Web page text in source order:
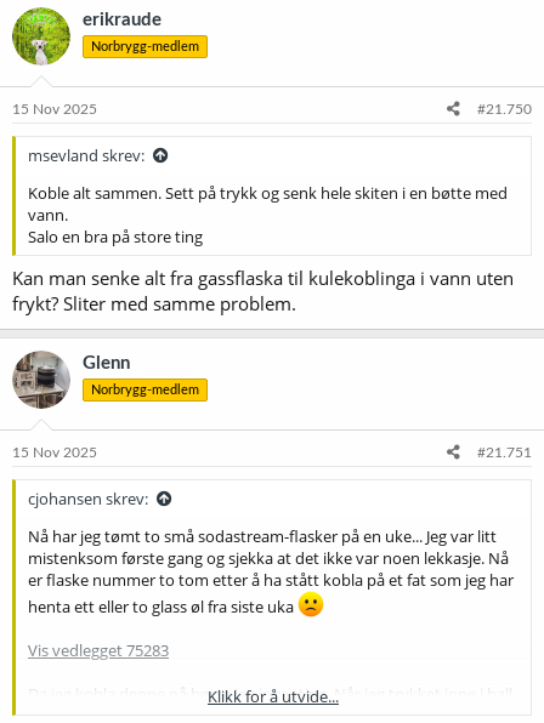
k
s
j
o
e
erikraude
Norbrygg-medlem
15 Nov 2025 #21.750
msevland skrev:
Koble alt sammen. Sett på trykk og senk hele skiten i en bøtte med
vann.
Salo en bra på store ting
Kan man senke alt fra gassflaska til kulekoblinga i vann uten
frykt? Sliter med samme problem.
Glenn
Norbrygg-medlem
15 Nov 2025 #21.751
cjohansen skrev:
Nå har jeg tømt to små sodastream-flasker på en uke... Jeg var litt
mistenksom første gang og sjekka at det ikke var noen lekkasje. Nå
er flaske nummer to tom etter å ha stått kobla på et fat som jeg har
henta ett eller to glass øl fra siste uka
Vis vedlegget 75283
Da jeg kobla denne på hørte jeg ingenting. Når jeg trykket inne i ball
Klikk for å utvide...